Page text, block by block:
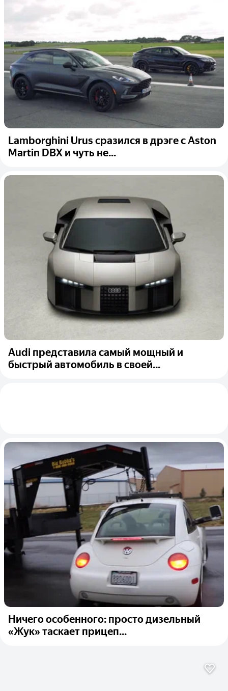
Lamborghini Urus сразился в дрэге с Aston
Martin DBX и чуть не...
Audi представила самый мощный и
быстрый автомобиль в своей...
Ничего особенного: просто дизельный
«Жук» таскает прицеп...